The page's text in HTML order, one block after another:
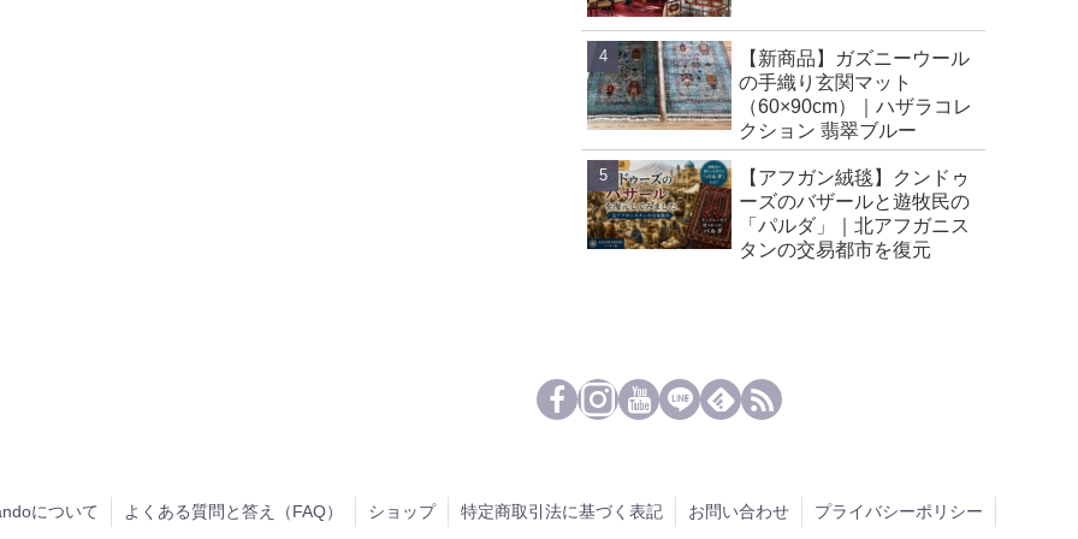
【新商品】ガズニーウール
の手織り玄関マット
（60×90cm）｜ハザラコレ
クション 翡翠ブルー
【アフガン絨毯】クンドゥ
ーズのバザールと遊牧民の
「パルダ」｜北アフガニス
タンの交易都市を復元
について よくある質問と答え（FAQ） ショップ 特定商取引法に基づく表記 お問い合わせ プライバシーポリシー